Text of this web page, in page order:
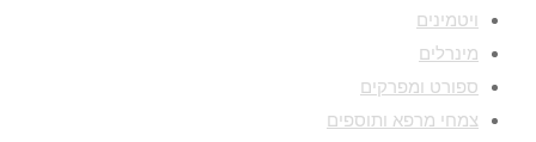
ויטמינים
מינרלים
ספורט ומפרקים
צמחי מרפא ותוספים